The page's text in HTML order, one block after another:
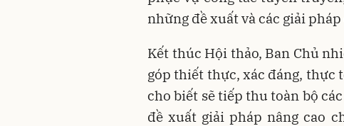
những đề xuất và các giải
Kết thúc Hội thảo, Ban Chủ
góp thiết thực, xác đáng, thực
cho biết sẽ tiếp thu toàn bộ
đề xuất giải pháp nâng cao